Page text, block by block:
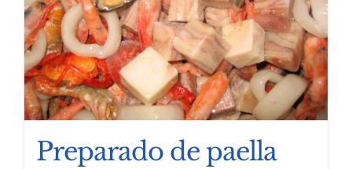
Preparado de paella